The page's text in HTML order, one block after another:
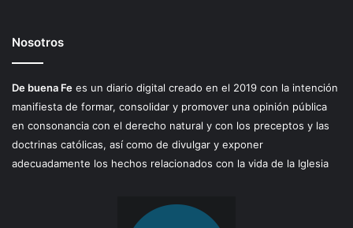
Nosotros
De buena Fe es un diario digital creado en el 2019 con la intención
manifiesta de formar, consolidar y promover una opinión pública
en consonancia con el derecho natural y con los preceptos y las
doctrinas católicas, así como de divulgar y exponer
adecuadamente los hechos relacionados con la vida de la Iglesia